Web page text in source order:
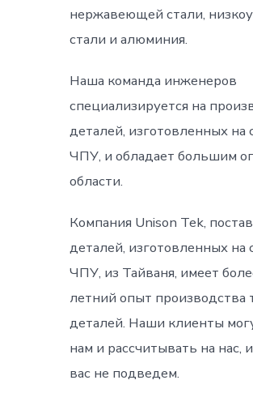
нержавеющей стали,
стали и алюминия.
Наша команда инженеров
специализируется на
деталей, изготовленных на
ЧПУ, и обладает большим
области.
Компания Unison Tek,
деталей, изготовленных на
ЧПУ, из Тайваня, имеет
летний опыт производства
деталей. Наши клиенты
нам и рассчитывать на нас,
вас не подведем.